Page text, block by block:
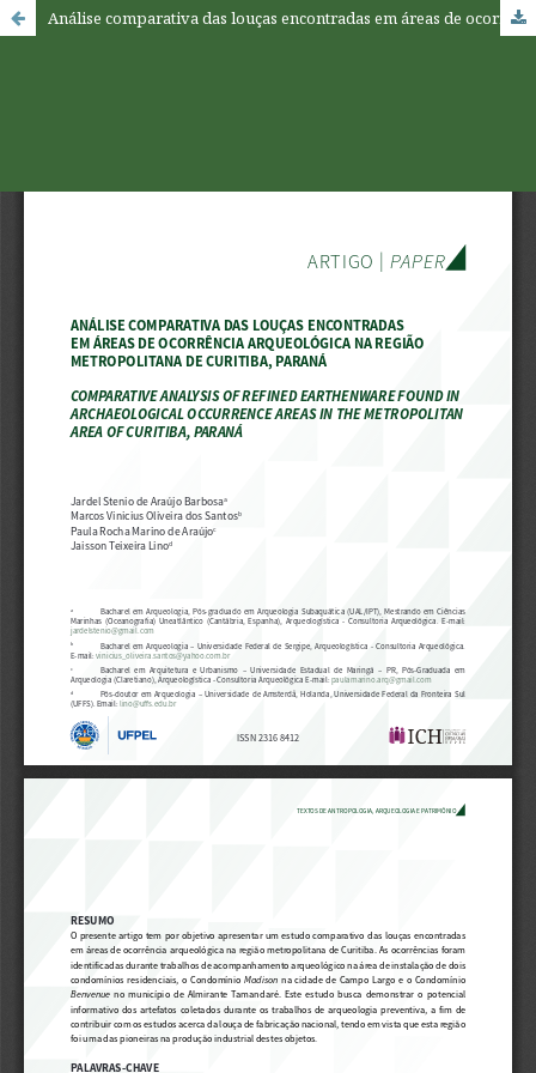
Análise comparativa das louças encontradas em áreas de ocorrência arqueológica na região metropolitana de Curitiba, Paraná